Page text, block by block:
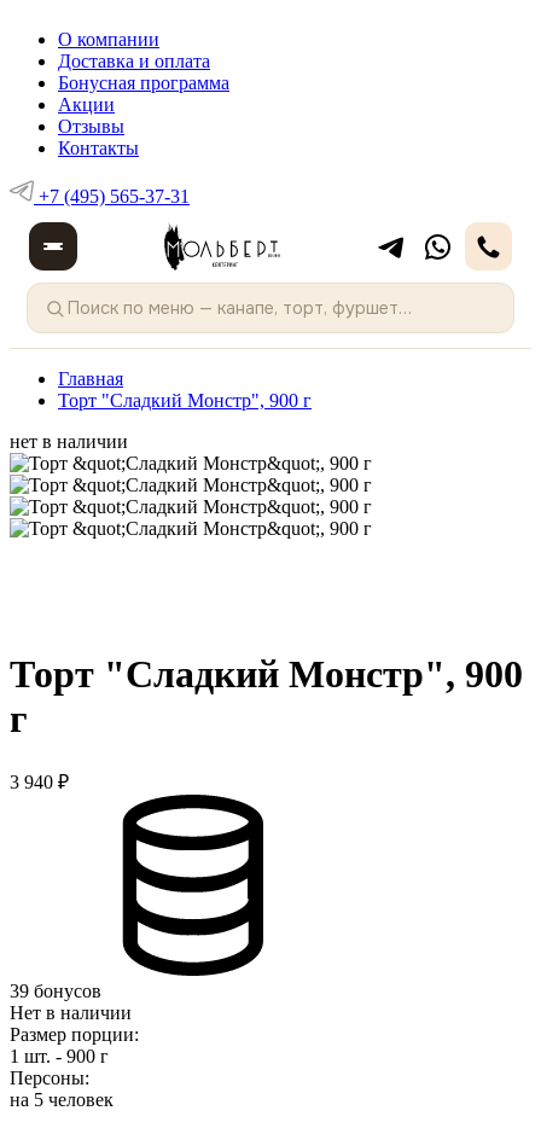
О компании
Доставка и оплата
Бонусная программа
Акции
Отзывы
Контакты
+7 (495) 565-37-31
Главная
Торт "Сладкий Монстр", 900 г
нет в наличии
Торт "Сладкий Монстр", 900
г
3 940 ₽
39 бонусов
Нет в наличии
Размер порции:
1 шт. - 900 г
Персоны:
на 5 человек